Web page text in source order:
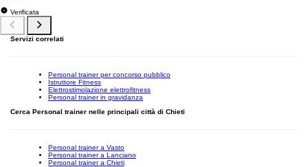
Verificata
Servizi correlati
Personal trainer per concorso pubblico
Istruttore Fitness
Elettrostimolazione elettrofitness
Personal trainer in gravidanza
Cerca Personal trainer nelle principali città di Chieti
Personal trainer a Vasto
Personal trainer a Lanciano
Personal trainer a Chieti